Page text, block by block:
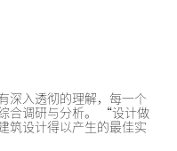
深入透彻的理解，每一个
合调研与分析。 “设计做
筑设计得以产生的最佳实